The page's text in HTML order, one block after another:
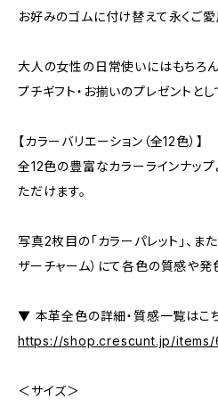
お好みのゴムに付け替えて永くご愛
大人の女性の日常使いにはもちろん
プチギフト・お揃いのプレゼントと
【カラーバリエーション（全12色）】
全12色の豊富なカラーラインナッ
ただけます。
写真2枚目の「カラーパレット」、
ザーチャーム）にて各色の質感や発
▼ 本革全色の詳細・質感一覧はこ
https://shop.crescunt.jp/items/
＜サイズ＞